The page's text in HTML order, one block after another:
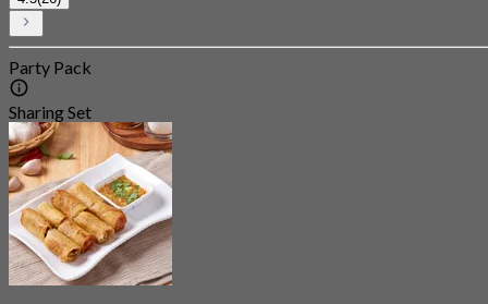
Party Pack
Sharing Set